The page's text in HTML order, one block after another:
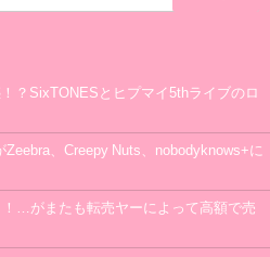
？SixTONESとヒプマイ5thライブのロ
Zeebra、Creepy Nuts、nobodyknows+に
！…がまたも転売ヤーによって高額で売